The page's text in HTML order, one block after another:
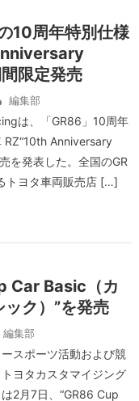
10周年特別仕様
限定発売
編集部
は、「GR86」10周年
RZ“10th Anniversary
を発表した。全国のGR
トヨタ車両販売店 […]
Car Basic（カ
ック）”を発売
編集部
スポーツ活動および競
ヨタカスタマイジング
2月7日、“GR86 Cup